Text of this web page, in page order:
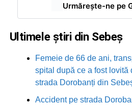
Urmărește-ne pe
Ultimele știri din Sebeș
Femeie de 66 de ani,
spital după ce a fost lovită
strada Dorobanți din
Accident pe strada